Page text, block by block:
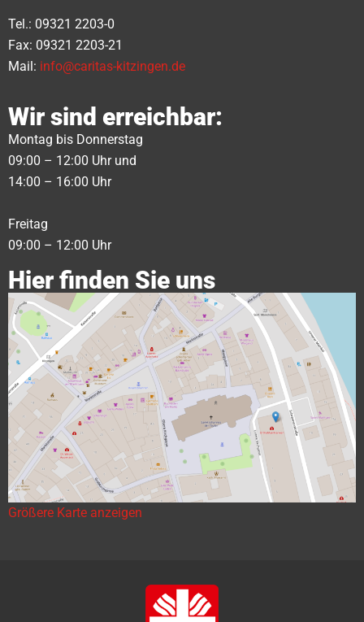
Tel.: 09321 2203-0
Fax: 09321 2203-21
Mail: info@caritas-kitzingen.de
Wir sind erreichbar:
Montag bis Donnerstag
09:00 – 12:00 Uhr und
14:00 – 16:00 Uhr
Freitag
09:00 – 12:00 Uhr
Hier finden Sie uns
Größere Karte anzeigen